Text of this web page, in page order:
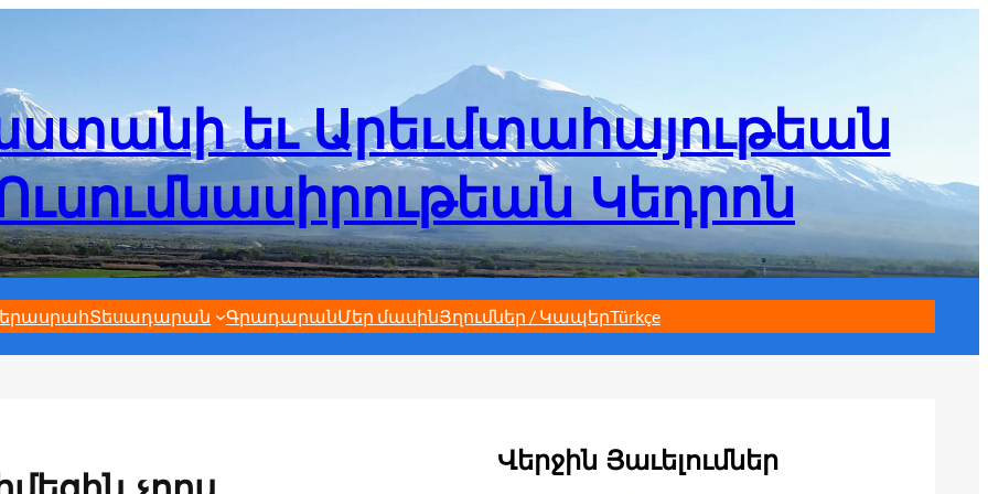
եւ Արեւմտահայութեան
Կեդրոն
Տեսադարան ԳրադարանՄեր մասինՅղումներ / ԿապերTürkçe
Վերջին Յաւելումներ